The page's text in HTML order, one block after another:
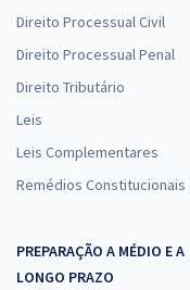
Direito Processual Civil
Direito Processual Penal
Direito Tributário
Leis
Leis Complementares
Remédios Constitucionais
PREPARAÇÃO A MÉDIO E A
LONGO PRAZO